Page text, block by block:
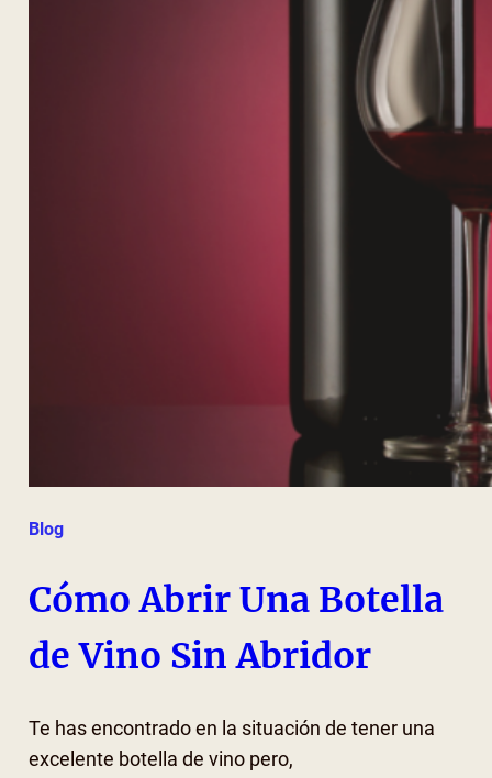
Blog
Cómo Abrir Una Botella
de Vino Sin Abridor
Te has encontrado en la situación de tener una
excelente botella de vino pero,